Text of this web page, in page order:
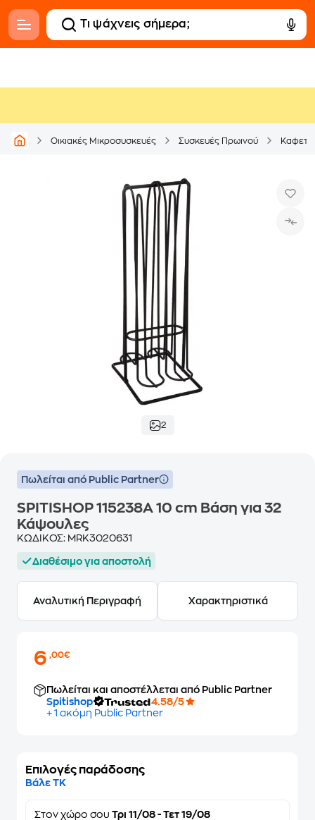
Οικιακές Μικροσυσκευές Συσκευές Πρωινού
2
Πωλείται από Public Partner
SPITISHOP 115238A 10 cm Βάση για 32
Κάψουλες
ΚΩΔΙΚΟΣ: MRK3020631
Διαθέσιμο για αποστολή
Αναλυτική Περιγραφή Χαρακτηριστικά
6,00€
Πωλείται και αποστέλλεται από Public Partner
Spitishop
4.58/5
+ 1 ακόμη Public Partner
Επιλογές παράδοσης
Βάλε ΤΚ
Στον χώρο σου Τρι 11/08 - Τετ 19/08